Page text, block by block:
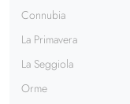
Connubia
La Primavera
La Seggiola
Orme